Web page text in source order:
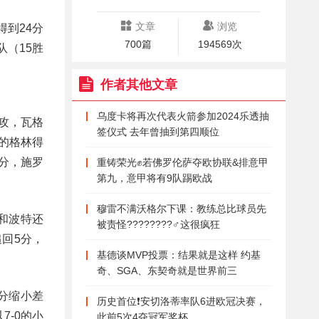
到24分
（15胜
，瓦格
格林得
，施罗
波特还
5分，
缩小差
7-0的小
文章
700篇
浏览
194569次
作者其他文章
乌度卡将再次代表火箭参加2024乐透抽
签仪式 去年曾抽到第四顺位
重铸荣光✊若佛罗伦萨夺欧协联&排意甲
第九，意甲将有9队踢欧战
穆雷不满沃格尔下课：教练总比球员先
被责怪????????‍♂️这很疯狂
基德谈MVP投票：结果就是这样 约基
奇、SGA、东契奇就是世界前三
历史首位❗安切洛蒂率队6进欧冠决赛，